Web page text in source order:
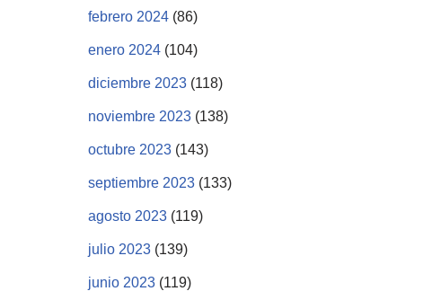
febrero 2024 (86)
enero 2024 (104)
diciembre 2023 (118)
noviembre 2023 (138)
octubre 2023 (143)
septiembre 2023 (133)
agosto 2023 (119)
julio 2023 (139)
junio 2023 (119)